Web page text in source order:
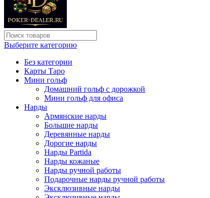
Выберите категорию
Без категории
Карты Таро
Мини гольф
Домашний гольф с дорожкой
Мини гольф для офиса
Нарды
Армянские нарды
Большие нарды
Деревянные нарды
Дорогие нарды
Нарды Partida
Нарды кожаные
Нарды ручной работы
Подарочные нарды ручной работы
Эксклюзивные нарды